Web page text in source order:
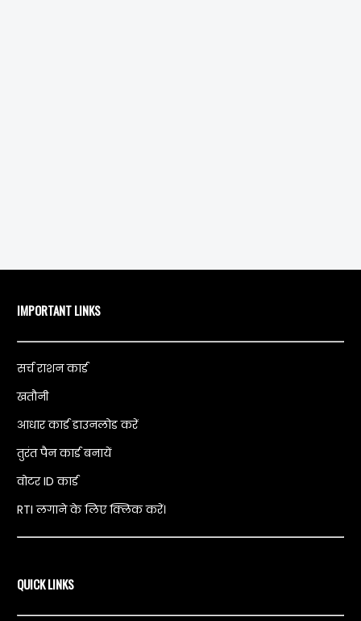
IMPORTANT LINKS
सर्च राशन कार्ड
खतौनी
आधार कार्ड डाउनलोड करें
तुरंत पैन कार्ड बनायें
वोटर ID कार्ड
RTI लगाने के लिए क्लिक करें।
QUICK LINKS